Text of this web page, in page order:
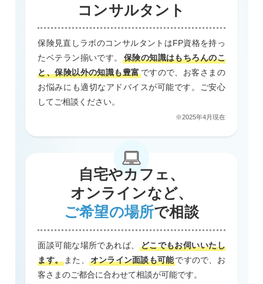
コンサルタント
保険見直しラボのコンサルタントはFP資格を持っ
たベテラン揃いです。
保険の知識はもちろんのこ
と、保険以外の知識も豊富ですので、お客さまの
お悩みにも適切なアドバイスが可能です。ご安心
してご相談ください。
※2025年4月現在
自宅やカフェ、
オンラインなど、
ご希望の場所で相談
面談可能な場所であれば、
どこでもお伺いいたし
ます。 また、 オンライン面談も可能ですので、お
客さまのご都合に合わせて相談が可能です。